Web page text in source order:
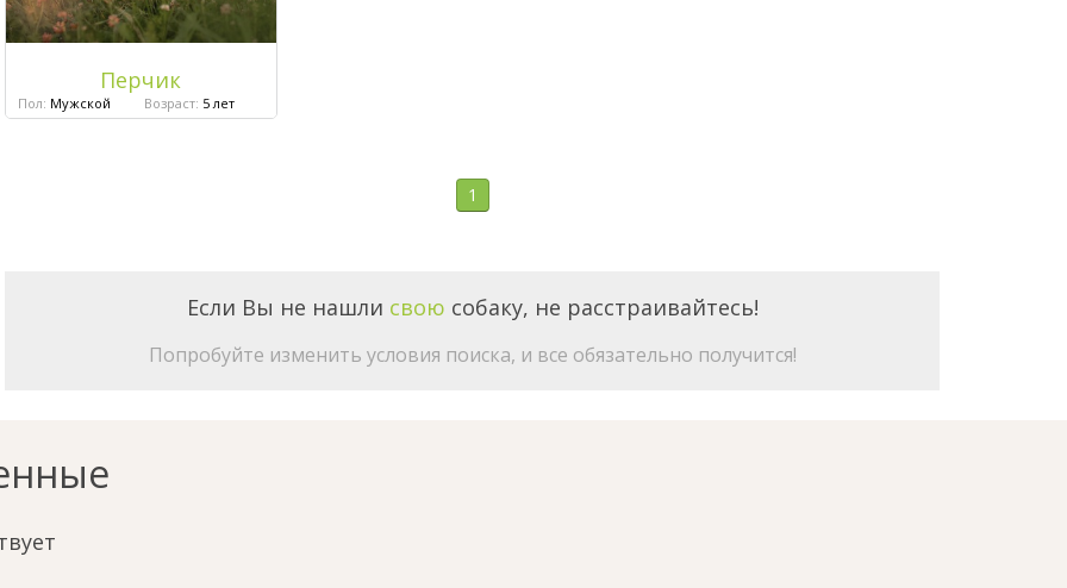
Перчик
Пол: Мужской Возраст: 5 лет
1
Если Вы не нашли свою собаку, не расстраивайтесь!
Попробуйте изменить условия поиска, и все обязательно получится!